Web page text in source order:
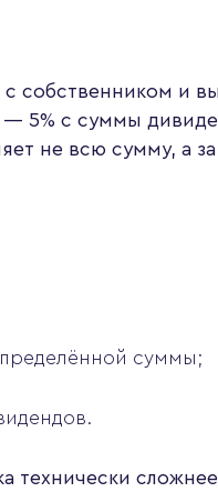
с собственником и
— 5% с суммы
не всю сумму, а
суммы;
технически